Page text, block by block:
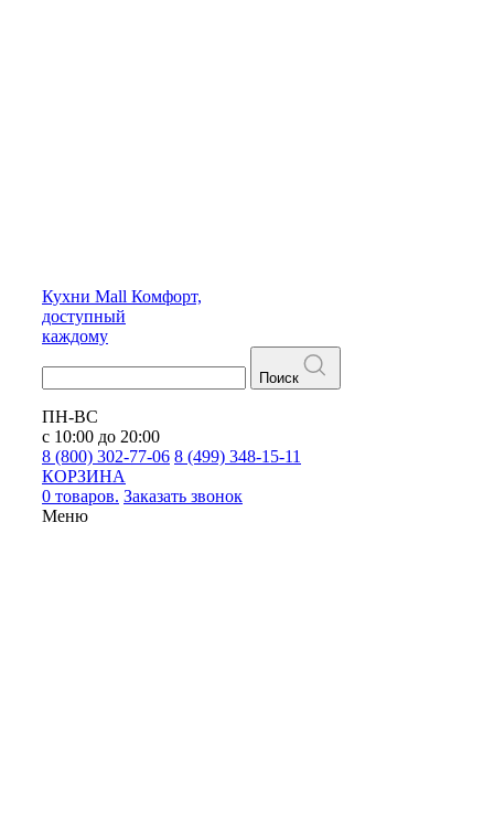
Кухни Mall Комфорт,
доступный
каждому
Поиск
ПН-ВС
с 10:00 до 20:00
8 (800) 302-77-06 8 (499) 348-15-11
КОРЗИНА
0 товаров. Заказать звонок
Меню